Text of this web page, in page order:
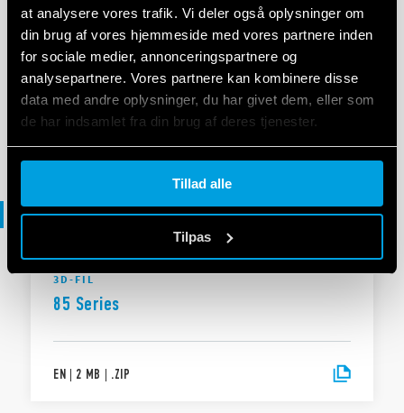
at analysere vores trafik. Vi deler også oplysninger om
din brug af vores hjemmeside med vores partnere inden
for sociale medier, annonceringspartnere og
analysepartnere. Vores partnere kan kombinere disse
data med andre oplysninger, du har givet dem, eller som
de har indsamlet fra din brug af deres tjenester.
Cookie policy.
Tillad alle
Tilpas
OVERENSSTEMMELSESERKLÆRING EU
DoC 85 Series
3D-fil
3D-FIL
85 Series
EN | 2 MB | .ZIP